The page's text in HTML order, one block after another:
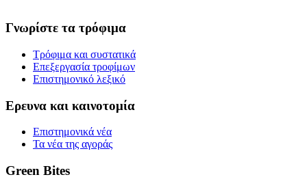
Γνωρίστε τα τρόφιμα
Τρόφιμα και συστατικά
Επεξεργασία τροφίμων
Επιστημονικό λεξικό
Ερευνα και καινοτομία
Επιστημονικά νέα
Τα νέα της αγοράς
Green Bites